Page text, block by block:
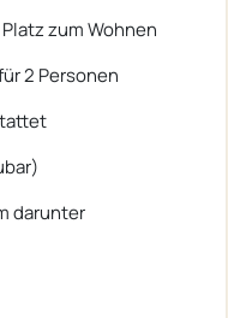
zum Wohnen
2 Personen
darunter